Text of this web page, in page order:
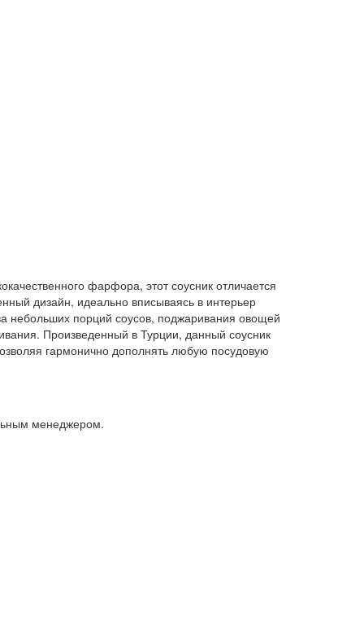
фарфора, этот соусник отличается
дизайн, идеально вписываясь в интерьер
небольших порций соусов, поджаривания овощей
Произведенный в Турции, данный соусник
гармонично дополнять любую посудовую
менеджером.